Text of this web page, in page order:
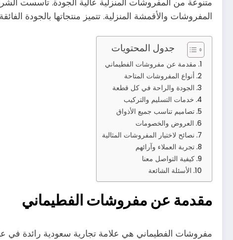
المفروشات والأقمشة المنزلية. تتميز منتجاتها بالجودة
جدول المحتويات
مقدمة عن مفروشات الفطيماني
أنواع المفروشات المتاحة
الجودة والراحة في كل قطعة
خدمات التسليم والتركيب
تصاميم تناسب جميع الأذواق
العروض والخصومات
نصائح لاختيار المفروشات المثالية
تجربة العملاء وآرائهم
كيفية التواصل معنا
الأسئلة الشائعة
مقدمة عن مفروشات الفطيماني
مفروشات الفطيماني هي علامة تجارية سعودية رائدة في